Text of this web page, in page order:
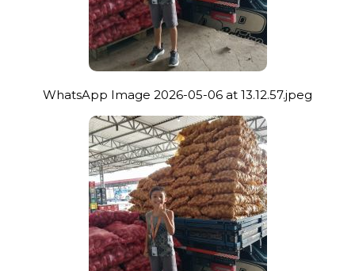
WhatsApp Image 2026-05-06 at 13.12.57.jpeg